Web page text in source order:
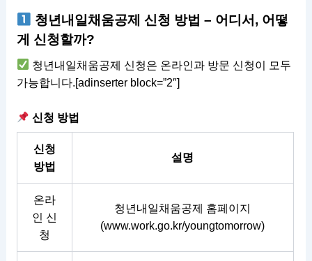
청년내일채움공제 신청 방법 – 어디서, 어떻
게 신청할까?
청년내일채움공제 신청은 온라인과 방문 신청이 모두
가능합니다.[adinserter block=”2″]
신청 방법
신청
방법
설명
온라
인 신
청
청년내일채움공제 홈페이지
(www.work.go.kr/youngtomorrow)